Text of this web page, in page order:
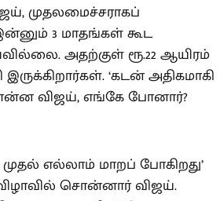
முதலமைச்சராகப்
3 மாதங்கள் கூட
அதற்குள் ரூ.22 ஆயிரம்
‘கடன் அதிகமாகி
விஜய், எங்கே போனார்?
எல்லாம் மாறப் போகிறது’
சொன்னார் விஜய்.